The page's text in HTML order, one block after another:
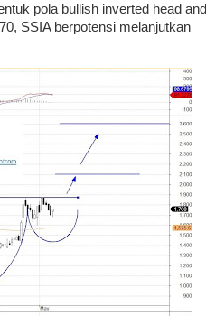
pola bullish inverted head and
SSIA berpotensi melanjutkan